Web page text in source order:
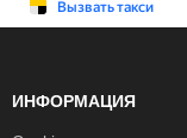
ИНФОРМАЦИЯ